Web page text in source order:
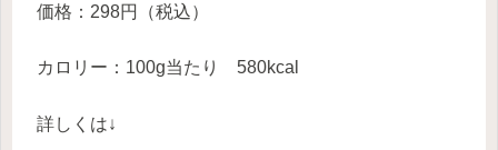
価格：298円（税込）
カロリー：100g当たり 580kcal
詳しくは↓